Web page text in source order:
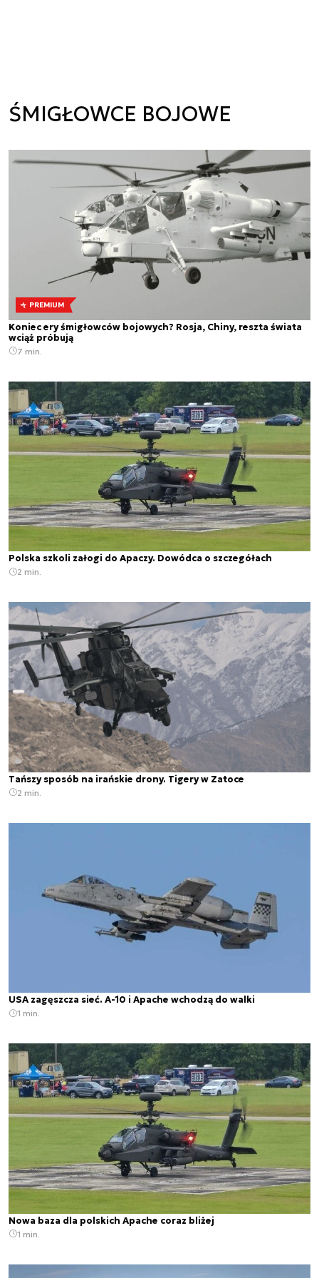
ŚMIGŁOWCE BOJOWE
PREMIUM
Koniec ery śmigłowców bojowych? Rosja, Chiny, reszta świata
wciąż próbują
7 min.
Polska szkoli załogi do Apaczy. Dowódca o szczegółach
2 min.
Tańszy sposób na irańskie drony. Tigery w Zatoce
2 min.
USA zagęszcza sieć. A-10 i Apache wchodzą do walki
1 min.
Nowa baza dla polskich Apache coraz bliżej
1 min.